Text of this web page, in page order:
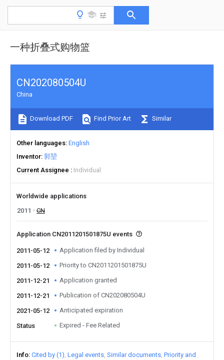
一种折叠式购物篮
CN202080504U
China
Download PDF Find Prior Art Similar
Other languages English
Inventor 郭堃
Current Assignee
Individual
Worldwide applications
2011
CN
Application CN2011201501875U events
2011-05-12 Application filed by Individual
2011-05-12 Priority to CN2011201501875U
2011-12-21 Application granted
2011-12-21 Publication of CN202080504U
2021-05-12 Anticipated expiration
Status Expired - Fee Related
Info Cited by (1) Legal events Similar documents Priority and